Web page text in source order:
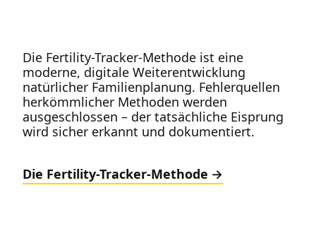
Die Fertility-Tracker-Methode ist eine
moderne, digitale Weiterentwicklung
natürlicher Familienplanung. Fehlerquellen
herkömmlicher Methoden werden
ausgeschlossen – der tatsächliche Eisprung
wird sicher erkannt und dokumentiert.
Die Fertility-Tracker-Methode